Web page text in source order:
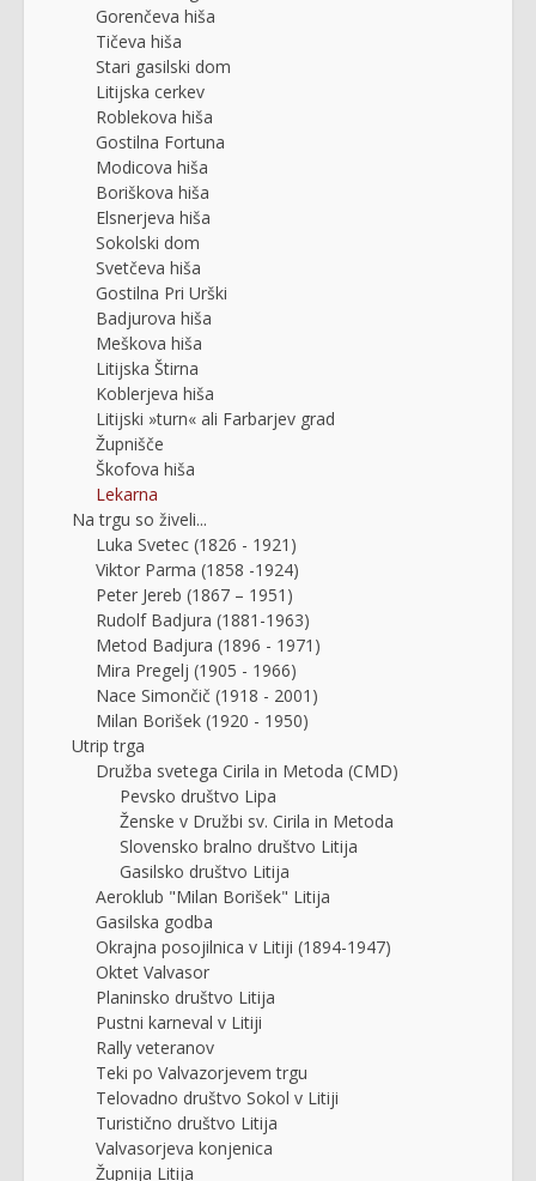
Gorenčeva hiša
Tičeva hiša
Stari gasilski dom
Litijska cerkev
Roblekova hiša
Gostilna Fortuna
Modicova hiša
Boriškova hiša
Elsnerjeva hiša
Sokolski dom
Svetčeva hiša
Gostilna Pri Urški
Badjurova hiša
Meškova hiša
Litijska Štirna
Koblerjeva hiša
Litijski »turn« ali Farbarjev grad
Župnišče
Škofova hiša
Lekarna
Na trgu so živeli...
Luka Svetec (1826 - 1921)
Viktor Parma (1858 -1924)
Peter Jereb (1867 – 1951)
Rudolf Badjura (1881-1963)
Metod Badjura (1896 - 1971)
Mira Pregelj (1905 - 1966)
Nace Simončič (1918 - 2001)
Milan Borišek (1920 - 1950)
Utrip trga
Družba svetega Cirila in Metoda (CMD)
Pevsko društvo Lipa
Ženske v Družbi sv. Cirila in Metoda
Slovensko bralno društvo Litija
Gasilsko društvo Litija
Aeroklub "Milan Borišek" Litija
Gasilska godba
Okrajna posojilnica v Litiji (1894-1947)
Oktet Valvasor
Planinsko društvo Litija
Pustni karneval v Litiji
Rally veteranov
Teki po Valvazorjevem trgu
Telovadno društvo Sokol v Litiji
Turistično društvo Litija
Valvasorjeva konjenica
Župnija Litija